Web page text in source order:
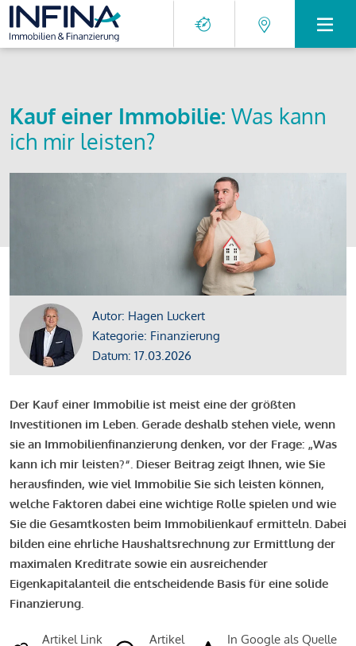
Kauf einer Immobilie: Was kann
ich mir leisten?
Autor: Hagen Luckert
Kategorie: Finanzierung
Datum: 17.03.2026
Der Kauf einer Immobilie ist meist eine der größten
Investitionen im Leben. Gerade deshalb stehen viele, wenn
sie an Immobilienfinanzierung denken, vor der Frage: „Was
kann ich mir leisten?“. Dieser Beitrag zeigt Ihnen, wie Sie
herausfinden, wie viel Immobilie Sie sich leisten können,
welche Faktoren dabei eine wichtige Rolle spielen und wie
Sie die Gesamtkosten beim Immobilienkauf ermitteln. Dabei
bilden eine ehrliche Haushaltsrechnung zur Ermittlung der
maximalen Kreditrate sowie ein ausreichender
Eigenkapitalanteil die entscheidende Basis für eine solide
Finanzierung.
Artikel Link
Artikel
In Google als Quelle